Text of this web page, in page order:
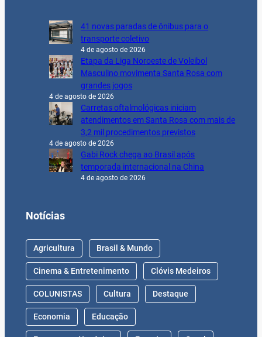
41 novas paradas de ônibus para o
transporte coletivo
4 de agosto de 2026
Etapa da Liga Noroeste de Voleibol
Masculino movimenta Santa Rosa com
grandes jogos
4 de agosto de 2026
Carretas oftalmológicas iniciam
atendimentos em Santa Rosa com mais de
3,2 mil procedimentos previstos
4 de agosto de 2026
Gabi Rock chega ao Brasil após
temporada internacional na China
4 de agosto de 2026
Notícias
Agricultura Brasil & Mundo
Cinema & Entretenimento Clóvis Medeiros
COLUNISTAS Cultura Destaque
Economia Educação